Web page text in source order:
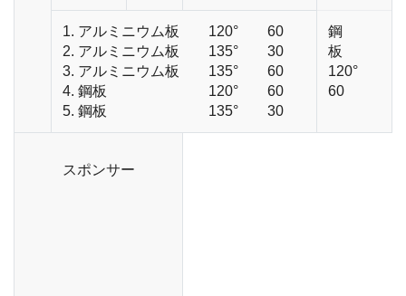
1. アルミニウム板 120° 60
2. アルミニウム板 135° 30
3. アルミニウム板 135° 60
4. 鋼板 120° 60
5. 鋼板 135° 30
鋼
120°
60
スポンサー